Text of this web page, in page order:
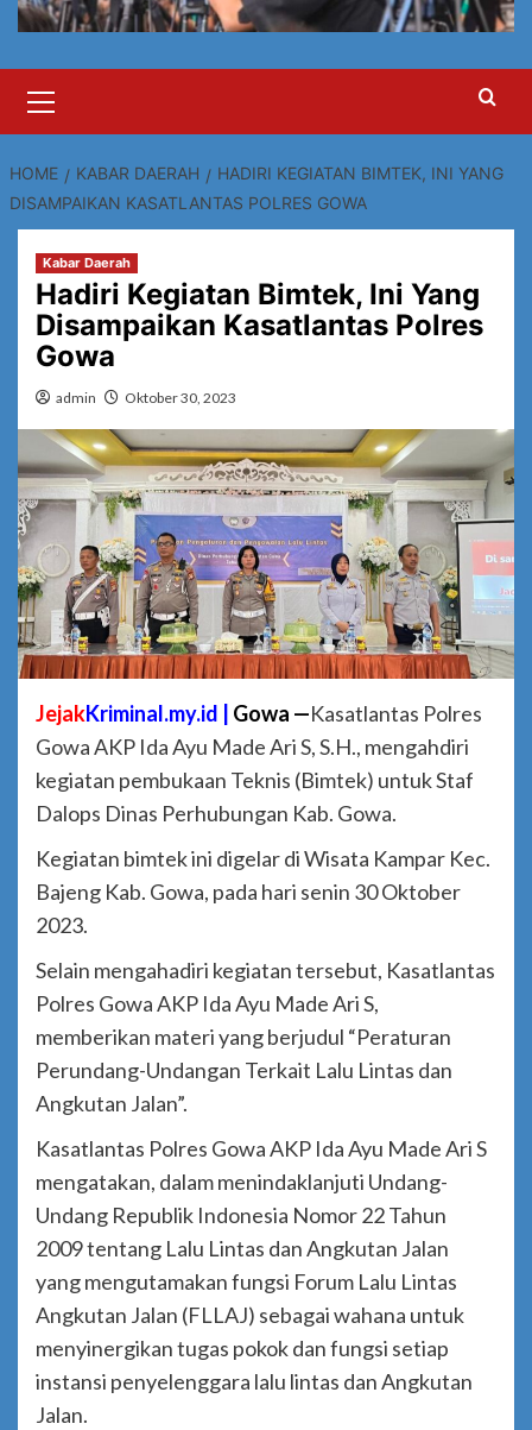
Menu
HOME KABAR DAERAH
HADIRI KEGIATAN BIMTEK, INI YANG
DISAMPAIKAN KASATLANTAS POLRES GOWA
Kabar Daerah
Hadiri Kegiatan Bimtek, Ini Yang
Disampaikan Kasatlantas Polres
Gowa
admin Oktober 30, 2023
JejakKriminal.my.id | Gowa —Kasatlantas Polres
Gowa AKP Ida Ayu Made Ari S, S.H., mengahdiri
kegiatan pembukaan Teknis (Bimtek) untuk Staf
Dalops Dinas Perhubungan Kab. Gowa.
Kegiatan bimtek ini digelar di Wisata Kampar Kec.
Bajeng Kab. Gowa, pada hari senin 30 Oktober
2023.
Selain mengahadiri kegiatan tersebut, Kasatlantas
Polres Gowa AKP Ida Ayu Made Ari S,
memberikan materi yang berjudul “Peraturan
Perundang-Undangan Terkait Lalu Lintas dan
Angkutan Jalan”.
Kasatlantas Polres Gowa AKP Ida Ayu Made Ari S
mengatakan, dalam menindaklanjuti Undang-
Undang Republik Indonesia Nomor 22 Tahun
2009 tentang Lalu Lintas dan Angkutan Jalan
yang mengutamakan fungsi Forum Lalu Lintas
Angkutan Jalan (FLLAJ) sebagai wahana untuk
menyinergikan tugas pokok dan fungsi setiap
instansi penyelenggara lalu lintas dan Angkutan
Jalan.